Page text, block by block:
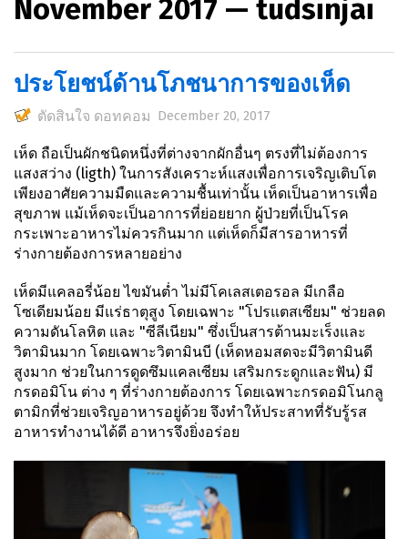
November 2017 — tudsinjai
ประโยชน์ด้านโภชนาการของเห็ด
ตัดสินใจ ดอทคอม December 20, 2017
เห็ด ถือเป็นผักชนิดหนึ่งที่ต่างจากผักอื่นๆ ตรงที่ไม่ต้องการ
แสงสว่าง (ligth) ในการสังเคราะห์แสงเพื่อการเจริญเติบโต
เพียงอาศัยความมืดและความชื้นเท่านั้น เห็ดเป็นอาหารเพื่อ
สุขภาพ แม้เห็ดจะเป็นอาการที่ย่อยยาก ผู้ป่วยที่เป็นโรค
กระเพาะอาหารไม่ควรกินมาก แต่เห็ดก็มีสารอาหารที่
ร่างกายต้องการหลายอย่าง
เห็ดมีแคลอรี่น้อย ไขมันต่ำ ไม่มีโคเลสเตอรอล มีเกลือ
โซเดียมน้อย มีแร่ธาตุสูง โดยเฉพาะ "โปรแตสเซียม" ช่วยลด
ความดันโลหิต และ "ซีลีเนียม" ซึ่งเป็นสารต้านมะเร็งและ
วิตามินมาก โดยเฉพาะวิตามินบี (เห็ดหอมสดจะมีวิตามินดี
สูงมาก ช่วยในการดูดซึมแคลเซียม เสริมกระดูกและฟัน) มี
กรดอมิโน ต่าง ๆ ที่ร่างกายต้องการ โดยเฉพาะกรดอมิโนกลู
ตามิกที่ช่วยเจริญอาหารอยู่ด้วย จึงทำให้ประสาทที่รับรู้รส
อาหารทำงานได้ดี อาหารจึงยิ่งอร่อย